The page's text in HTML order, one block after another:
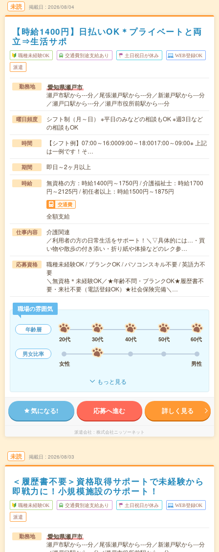
未読 掲載日 2026/08/04
【時給1400円】日払いOK＊プライベートと両
立⇒生活サポ
職種未経験OK 交通費別途支給あり 土日祝日が休み WEB登録OK
派遣
勤務地 愛知県瀬戸市
瀬戸市駅から---分／尾張瀬戸駅から---分／新瀬戸駅から---分
／瀬戸口駅から---分／瀬戸市役所前駅から---分
曜日頻度
シフト制（月～日） ※平日のみなどの相談もOK ※週3日など
の相談もOK
時間
【シフト例】07:00～16:0009:00～18:0017:00～09:00※ 上記
は一例です！そ…
期間 即日～2ヶ月以上
時給
無資格の方：時給1400円～1750円 / 介護福祉士：時給1700
円～2125円 / 初任者以上：時給1500円～1875円
交通費
全額支給
仕事内容
介護関連
／利用者の方の日常生活をサポート！＼▽具体的には…・買
い物や散歩の付き添い・折り紙や体操などのレク参…
応募資格
職種未経験OK / ブランクOK / パソコンスキル不要 / 英語力不
要
＼無資格＊未経験OK／★年齢不問・ブランクOK★履歴書不
要・来社不要（電話登録OK）★社会保険完備＼…
職場の雰囲気
年齢層
20代
30代 40代 50代
60代
男女比率
女性
男性
もっと見る
気になる! 応募へ進む 詳しく見る
派遣会社 株式会社ニッソーネット
未読 掲載日 2026/08/03
＜履歴書不要＞資格取得サポートで未経験から
即戦力に！小規模施設のサポート！
職種未経験OK 交通費別途支給あり 土日祝日が休み WEB登録OK
派遣
勤務地 愛知県瀬戸市
瀬戸市駅から---分／尾張瀬戸駅から---分／新瀬戸駅から---分